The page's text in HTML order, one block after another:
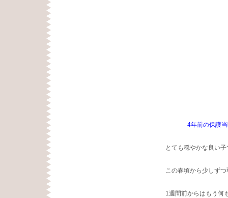
4年前の保護
とても穏やかな良い
この春頃から少しず
1週間前からはもう何